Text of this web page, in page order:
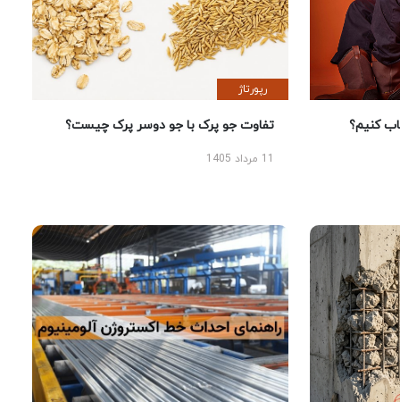
کنیم؟
رپورتاژ
تفاوت جو پرک با جو دوسر پرک چیست؟